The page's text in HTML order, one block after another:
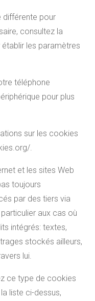
différente pour
consultez la
les paramètres
téléphone
pour plus
sur les cookies
.
et les sites Web
toujours
par des tiers via
aux cas où
intégrés: textes,
stockés ailleurs,
lui.
ce type de cookies
liste ci-dessus,